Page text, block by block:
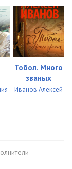
Тобол. Много
званых
Иванов Алексей